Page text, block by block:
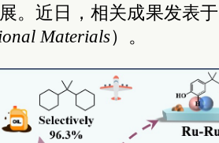
。近日，相关成果发表
Materials）。